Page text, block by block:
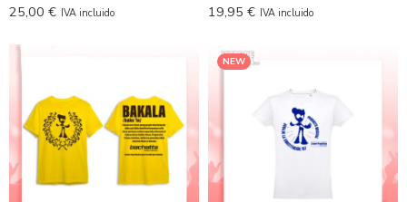
25,00 € IVA incluido
19,95 € IVA incluido
NEW